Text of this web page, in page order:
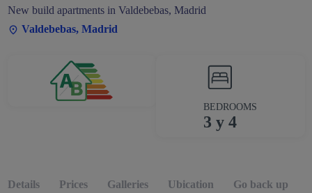
New build apartments in Valdebebas, Madrid
Valdebebas, Madrid
BEDROOMS
3 y 4
Details Prices Galleries Ubication Go back up